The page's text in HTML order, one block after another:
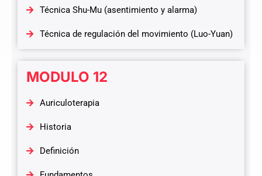
Técnica Shu-Mu (asentimiento y alarma)
Técnica de regulación del movimiento (Luo-Yuan)
MODULO 12
Auriculoterapia
Historia
Definición